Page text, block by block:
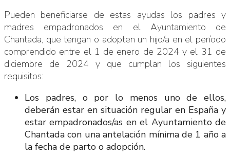
Pueden beneficiarse de estas ayudas los padres y
madres empadronados en el Ayuntamiento de
Chantada, que tengan o adopten un hijo/a en el período
comprendido entre el 1 de enero de 2024 y el 31 de
diciembre de 2024 y que cumplan los siguientes
requisitos:
Los padres, o por lo menos uno de ellos,
deberán estar en situación regular en España y
estar empadronados/as en el Ayuntamiento de
Chantada con una antelación mínima de 1 año a
la fecha de parto o adopción.